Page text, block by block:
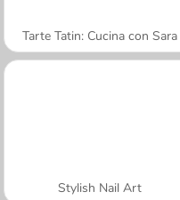
Tarte Tatin: Cucina con Sara
Stylish Nail Art